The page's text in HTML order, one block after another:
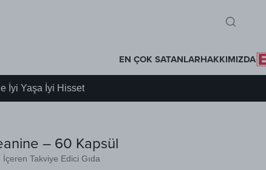
EN ÇOK SATANLARHAKKIMIZDA
İyi Yaşa İyi Hisset
– 60 Kapsül
İçeren Takviye Edici Gıda